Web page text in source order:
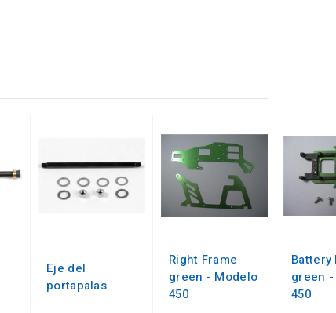
Eje del
portapalas
Right Frame
green - Modelo
450
Battery
green
450